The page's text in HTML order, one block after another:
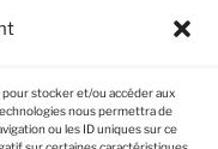
stocker et/ou accéder aux
nous permettra de
ou les ID uniques sur ce